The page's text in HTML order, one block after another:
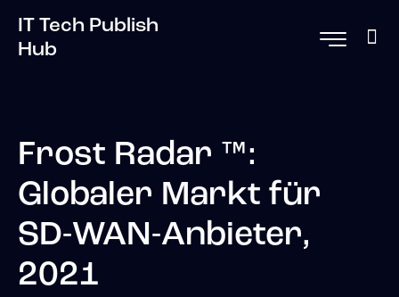
IT Tech Publish
Hub
Frost Radar ™:
Globaler Markt für
SD-WAN-Anbieter,
2021